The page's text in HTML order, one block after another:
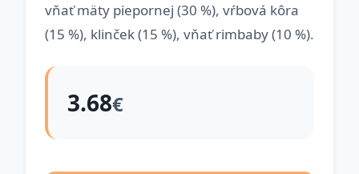
vňať mäty piepornej (30 %), vŕbová kôra
(15 %), klinček (15 %), vňať rimbaby (10 %).
3.68€